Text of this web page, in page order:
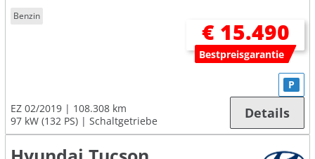
Benzin
€ 15.490
Bestpreisgarantie
EZ 02/2019
108.308 km
97 kW (132 PS)
Schaltgetriebe
P
Details